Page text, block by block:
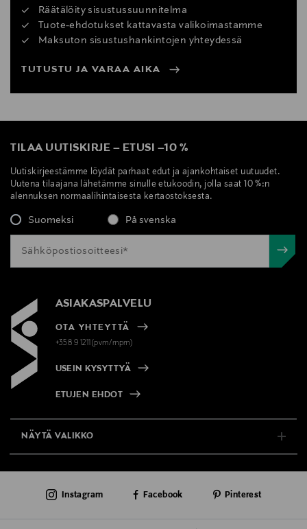
Räätälöity sisustussuunnitelma
Tuote-ehdotukset kattavasta valikoimastamme
Maksuton sisustushankintojen yhteydessä
TUTUSTU JA VARAA AIKA
TILAA UUTISKIRJE – ETUSI –10 %
Uutiskirjeestämme löydät parhaat edut ja ajankohtaiset uutuudet.
Uutena tilaajana lähetämme sinulle etukoodin, jolla saat 10 %:n
alennuksen normaalihintaisesta kertaostoksesta.
Suomeksi På svenska
ASIAKASPALVELU
OTA YHTEYTTÄ
+358 9 1211(pvm/mpm)
USEIN KYSYTTYÄ
ETUJEN EHDOT
NÄYTÄ VALIKKO
AJANKOHTAISTA
Instagram Facebook Pinterest